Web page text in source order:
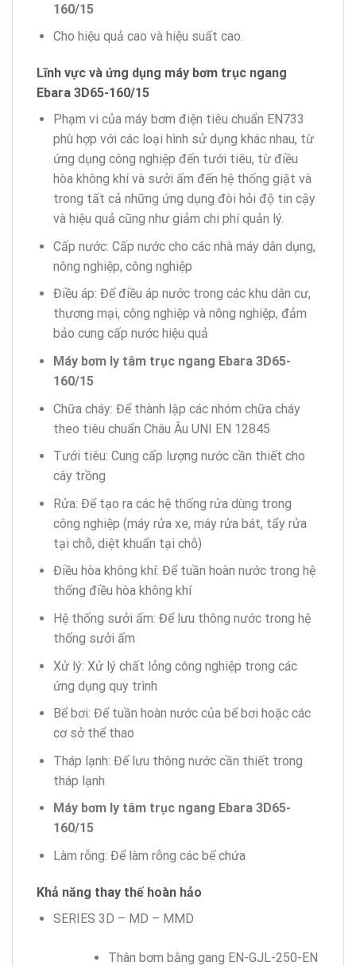
160/15
Cho hiệu quả cao và hiệu suất cao.
Lĩnh vực và ứng dụng máy bơm trục ngang
Ebara 3D65-160/15
Phạm vi của máy bơm điện tiêu chuẩn EN733
phù hợp với các loại hình sử dụng khác nhau, từ
ứng dụng công nghiệp đến tưới tiêu, từ điều
hòa không khí và sưởi ấm đến hệ thống giặt và
trong tất cả những ứng dụng đòi hỏi độ tin cậy
và hiệu quả cũng như giảm chi phí quản lý.
Cấp nước: Cấp nước cho các nhà máy dân dụng,
nông nghiệp, công nghiệp
Điều áp: Để điều áp nước trong các khu dân cư,
thương mại, công nghiệp và nông nghiệp, đảm
bảo cung cấp nước hiệu quả
Máy bơm ly tâm trục ngang Ebara 3D65-
160/15
Chữa cháy: Để thành lập các nhóm chữa cháy
theo tiêu chuẩn Châu Âu UNI EN 12845
Tưới tiêu: Cung cấp lượng nước cần thiết cho
cây trồng
Rửa: Để tạo ra các hệ thống rửa dùng trong
công nghiệp (máy rửa xe, máy rửa bát, tẩy rửa
tại chỗ, diệt khuẩn tại chỗ)
Điều hòa không khí: Để tuần hoàn nước trong hệ
thống điều hòa không khí
Hệ thống sưởi ấm: Để lưu thông nước trong hệ
thống sưởi ấm
Xử lý: Xử lý chất lỏng công nghiệp trong các
ứng dụng quy trình
Bể bơi: Để tuần hoàn nước của bể bơi hoặc các
cơ sở thể thao
Tháp lạnh: Để lưu thông nước cần thiết trong
tháp lạnh
Máy bơm ly tâm trục ngang Ebara 3D65-
160/15
Làm rỗng: Để làm rỗng các bể chứa
Khả năng thay thế hoàn hảo
SERIES 3D – MD – MMD
Thân bơm bằng gang EN-GJL-250-EN